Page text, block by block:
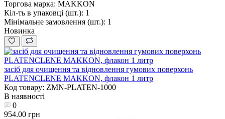
Торгова марка: MAKKON
Кіл-ть в упаковці (шт.): 1
Мінімальне замовлення (шт.): 1
Новинка
засіб для очищення та відновлення гумових поверхонь
PLATENCLENE MAKKON, флакон 1 литр
Код товару: ZMN-PLATEN-1000
В наявності
0
954.00 грн